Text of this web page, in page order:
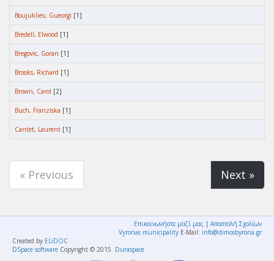
Boujukliev, Gueorgi [1]
Bredell, Elwood [1]
Bregovic, Goran [1]
Brooks, Richard [1]
Brown, Carol [2]
Buch, Franziska [1]
Cantet, Laurent [1]
« Previous Next »
Επικοινωνήστε μαζί μας | Αποστολή Σχολίων
Vyronas municipality E-Mail: info@dimosbyrona.gr
Created by ELiDOC
DSpace software Copyright © 2015 Duraspace